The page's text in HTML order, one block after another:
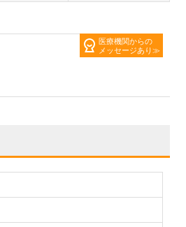
医療機関からの
メッセージあり